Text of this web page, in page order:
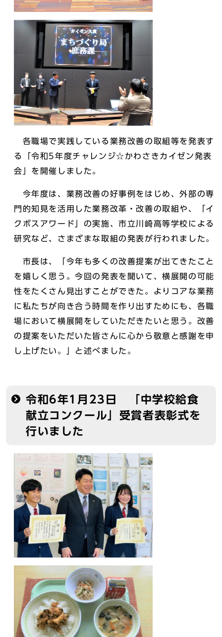
各職場で実践している業務改善の取組等を発表す
る「令和5年度チャレンジ☆かわさきカイゼン発表
会」を開催しました。
今年度は、業務改善の好事例をはじめ、外部の専
門的知見を活用した業務改革・改善の取組や、「イ
クボスアワード」の実施、市立川崎高等学校による
研究など、さまざまな取組の発表が行われました。
市長は、「今年も多くの改善提案が出てきたこと
を嬉しく思う。今回の発表を聞いて、横展開の可能
性をたくさん見出すことができた。よりコアな業務
に私たちが向き合う時間を作り出すためにも、各職
場において横展開をしていただきたいと思う。改善
の提案をいただいた皆さんに心から敬意と感謝を申
し上げたい。」と述べました。
令和6年1月23日 「中学校給食
献立コンクール」受賞者表彰式を
行いました